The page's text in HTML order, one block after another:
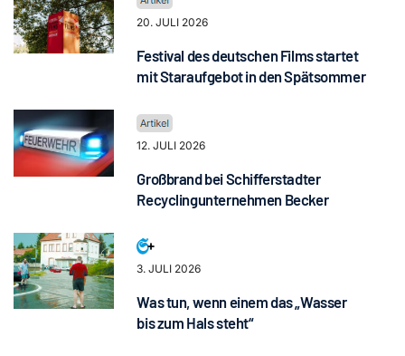
20. JULI 2026
Festival des deutschen Films startet
mit Staraufgebot in den Spätsommer
12. JULI 2026
Großbrand bei Schifferstadter
Recyclingunternehmen Becker
3. JULI 2026
Was tun, wenn einem das „Wasser
bis zum Hals steht“